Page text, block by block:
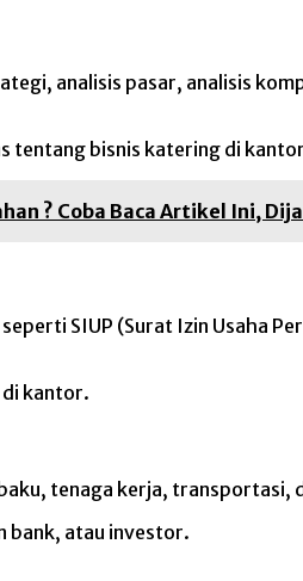
analisis pasar, analisis
tentang bisnis katering di
? Coba Baca Artikel Ini,
SIUP (Surat Izin Usaha
di kantor.
tenaga kerja,
bank, atau investor.